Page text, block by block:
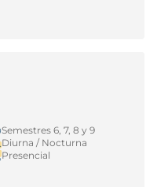
Semestres 6, 7, 8 y 9
Diurna / Nocturna
Presencial